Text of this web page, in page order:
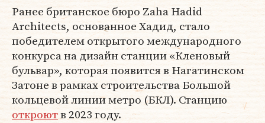
Ранее британское бюро Zaha Hadid
Architects, основанное Хадид, стало
победителем открытого международного
конкурса на дизайн станции «Кленовый
бульвар», которая появится в Нагатинском
Затоне в рамках строительства Большой
кольцевой линии метро (БКЛ). Станцию
откроютв 2023 году.